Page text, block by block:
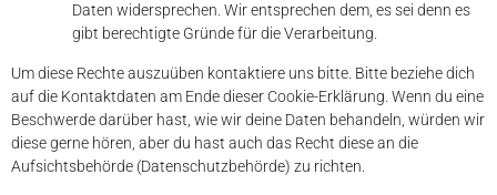
Daten widersprechen. Wir entsprechen dem, es sei denn es
gibt berechtigte Gründe für die Verarbeitung.
Um diese Rechte auszuüben kontaktiere uns bitte. Bitte beziehe dich
auf die Kontaktdaten am Ende dieser Cookie-Erklärung. Wenn du eine
Beschwerde darüber hast, wie wir deine Daten behandeln, würden wir
diese gerne hören, aber du hast auch das Recht diese an die
Aufsichtsbehörde (Datenschutzbehörde) zu richten.